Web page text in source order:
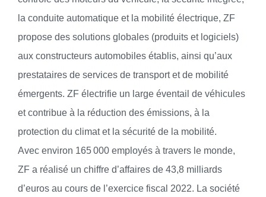
la conduite automatique et la mobilité électrique, ZF
propose des solutions globales (produits et logiciels)
aux constructeurs automobiles établis, ainsi qu’aux
prestataires de services de transport et de mobilité
émergents. ZF électrifie un large éventail de véhicules
et contribue à la réduction des émissions, à la
protection du climat et la sécurité de la mobilité.
Avec environ 165 000 employés à travers le monde,
ZF a réalisé un chiffre d’affaires de 43,8 milliards
d’euros au cours de l’exercice fiscal 2022. La société